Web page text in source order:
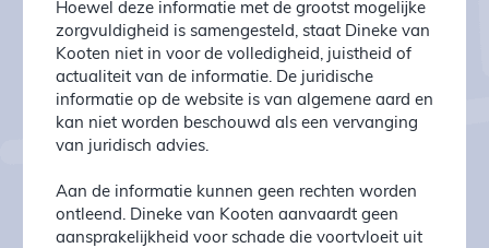
Hoewel deze informatie met de grootst mogelijke
zorgvuldigheid is samengesteld, staat Dineke van
Kooten niet in voor de volledigheid, juistheid of
actualiteit van de informatie. De juridische
informatie op de website is van algemene aard en
kan niet worden beschouwd als een vervanging
van juridisch advies.
Aan de informatie kunnen geen rechten worden
ontleend. Dineke van Kooten aanvaardt geen
aansprakelijkheid voor schade die voortvloeit uit